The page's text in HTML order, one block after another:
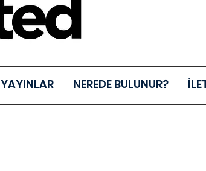
YAYINLAR NEREDE BULUNUR?